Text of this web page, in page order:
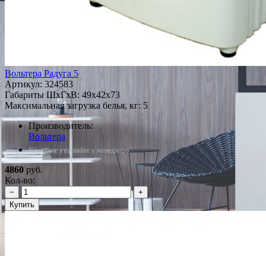
Вольтера Радуга 5
Артикул: 324583
Габариты ШxГxВ: 49x42x73
Максимальная загрузка белья, кг: 5
Производитель:
Вольтера
*Наличие уточняйте у менеджера
4860 руб.
Кол-во:
−
+
Купить